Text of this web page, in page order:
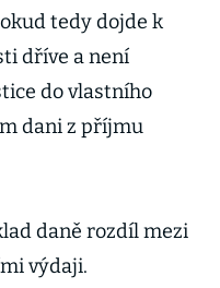
tedy dojde k
dříve a není
do vlastního
dani z příjmu
daně rozdíl mezi
výdaji.